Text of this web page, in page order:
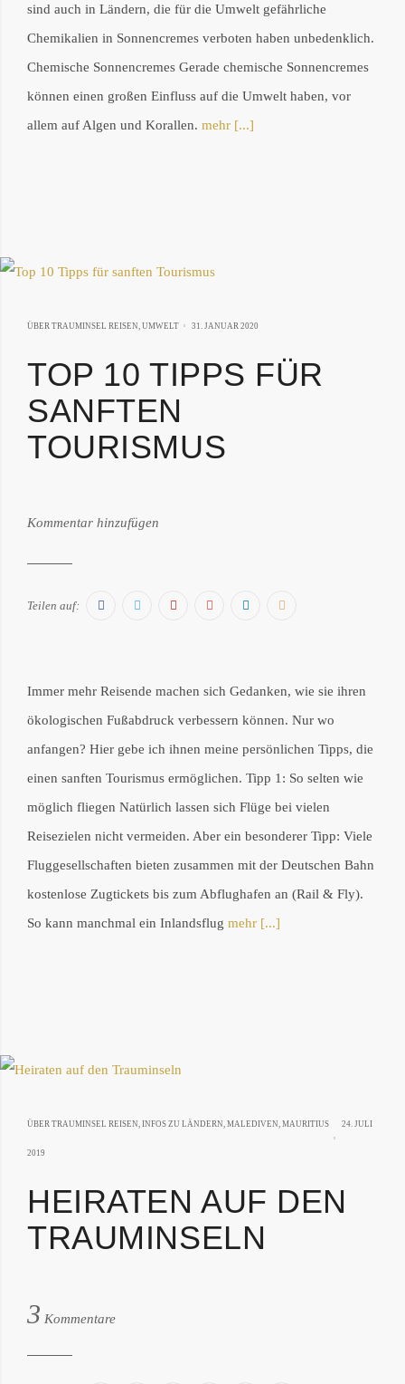
sind auch in Ländern, die für die Umwelt gefährliche
Chemikalien in Sonnencremes verboten haben unbedenklich.
Chemische Sonnencremes Gerade chemische Sonnencremes
können einen großen Einfluss auf die Umwelt haben, vor
allem auf Algen und Korallen. mehr [...]
ÜBER TRAUMINSEL REISEN UMWELT 31. JANUAR 2020
2022
TOP 10 TIPPS FÜR
SANFTEN
TOURISMUS
Philipp
Kommentar hinzufügen
Teilen auf: FacebookTwitterPinterestGoogle+LinkedInE-
Immer mehr Reisende machen sich Gedanken, wie sie ihren
ökologischen Fußabdruck verbessern können. Nur wo
anfangen? Hier gebe ich ihnen meine persönlichen Tipps, die
einen sanften Tourismus ermöglichen. Tipp 1: So selten wie
möglich fliegen Natürlich lassen sich Flüge bei vielen
Reisezielen nicht vermeiden. Aber ein besonderer Tipp: Viele
Fluggesellschaften bieten zusammen mit der Deutschen Bahn
kostenlose Zugtickets bis zum Abflughafen an (Rail & Fly).
So kann manchmal ein Inlandsflug mehr [...]
ÜBER TRAUMINSEL REISEN, INFOS ZU LÄNDERN, MALEDIVEN, MAURITIUS 24. JULI
2019
2020
HEIRATEN AUF DEN
TRAUMINSELN
von:
Philipp
3 Kommentare